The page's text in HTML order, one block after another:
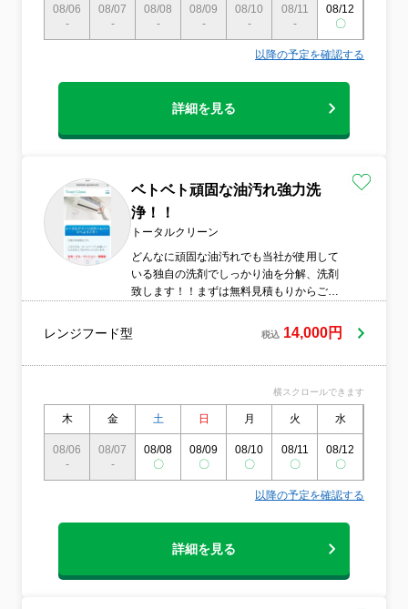
08/06
-
08/07
-
08/08
-
08/09
-
08/10
-
08/11
-
08/12
〇
以降の予定を確認する
詳細を見る
ベトベト頑固な油汚れ強力洗
浄！！
トータルクリーン
どんなに頑固な油汚れでも当社が使用して
いる独自の洗剤でしっかり油を分解、洗剤
致します！！まずは無料見積もりからご相
レンジフード型 税込 14,000円
横スクロールできます
木 金 土 日 月 火 水
08/06
-
08/07
-
08/08
〇
08/09
〇
08/10
〇
08/11
〇
08/12
〇
以降の予定を確認する
詳細を見る